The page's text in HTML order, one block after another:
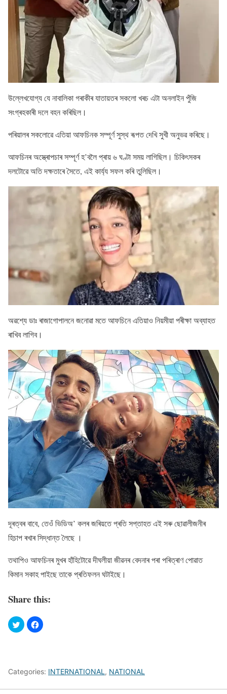
উল্লেখযোগ্য যে নাবালিকা গৰাকীৰ যাতায়তৰ সকলো খৰচ এটা অনলাইন পুঁজি
সংগ্ৰহকাৰী দলে বহন কৰিছিল।
পৰিয়ালৰ সকলোৱে এতিয়া আফচিনক সম্পূৰ্ণ সুস্থ ৰূপত দেখি সুখী অনুভৱ কৰিছে।
আফচিনৰ অস্ত্ৰোপচাৰ সম্পূৰ্ণ হ’বলৈ প্ৰায় ৬ ঘণ্টা সময় লাগিছিল। চিকিৎসকৰ
দলটোৱে অতি দক্ষতাৰে সৈতে, এই কাৰ্য্য সফল কৰি তুলিছিল।
অৱশ্যে ডাঃ ৰাজাগোপালনে জনোৱা মতে আফচিনে এতিয়াও নিয়মীয়া পৰীক্ষা অব্যাহত
ৰাখিব লাগিব।
দূৰত্বৰ বাবে, তেওঁ ভিডিঅ’ কলৰ জৰিয়তে প্ৰতি সপ্তাহত এই সৰু ছোৱালীজনীৰ
হিচাপ ৰখাৰ সিদ্ধান্ত লৈছে ।
তথাপিও আফচিনৰ মুখৰ হাঁহিটোৱে দীঘলীয়া জীৱনৰ বেদনাৰ পৰা পৰিত্ৰাণ পোৱাত
কিমান সকাহ পাইছে তাকে প্ৰতিফলন ঘটাইছে।
Share this:
Categories: INTERNATIONAL , NATIONAL